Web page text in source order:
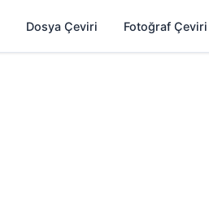
Dosya Çeviri Fotoğraf Çeviri